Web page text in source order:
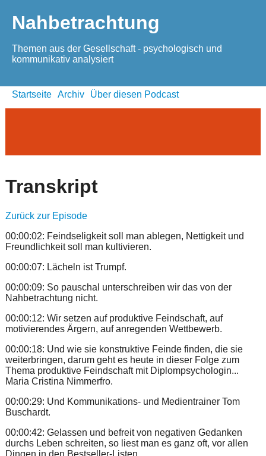
Nahbetrachtung
Themen aus der Gesellschaft - psychologisch und
kommunikativ analysiert
Startseite Archiv Über diesen Podcast
Transkript
Zurück zur Episode
00:00:02: Feindseligkeit soll man ablegen, Nettigkeit und
Freundlichkeit soll man kultivieren.
00:00:07: Lächeln ist Trumpf.
00:00:09: So pauschal unterschreiben wir das von der
Nahbetrachtung nicht.
00:00:12: Wir setzen auf produktive Feindschaft, auf
motivierendes Ärgern, auf anregenden Wettbewerb.
00:00:18: Und wie sie konstruktive Feinde finden, die sie
weiterbringen, darum geht es heute in dieser Folge zum
Thema produktive Feindschaft mit Diplompsychologin...
Maria Cristina Nimmerfro.
00:00:29: Und Kommunikations- und Medientrainer Tom
Buschardt.
00:00:42: Gelassen und befreit von negativen Gedanken
durchs Leben schreiten, so liest man es ganz oft, vor allen
Dingen in den Bestseller-Listen.